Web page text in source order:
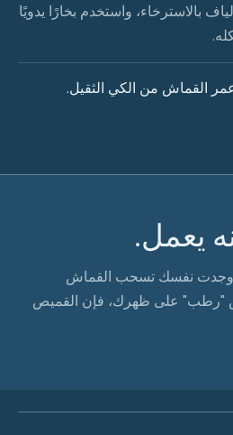
بالاسترخاء، واستخدم بخارًا يدويًا
القماش من الكي الثقيل.
يعمل.
وجدت نفسك تسحب القماش
"رطب" على ظهرك، فإن القميص